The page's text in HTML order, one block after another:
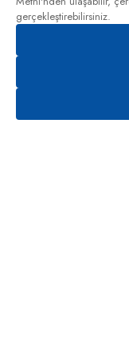
gerçekleştirebilirsiniz.